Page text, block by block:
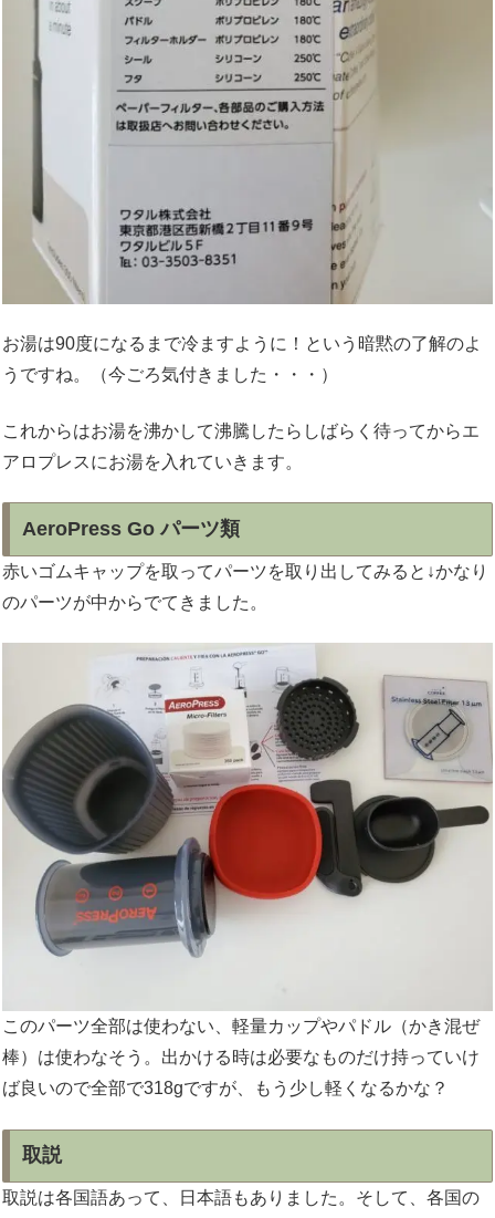
お湯は90度になるまで冷ますように！という暗黙の了解のよ
うですね。（今ごろ気付きました・・・）
これからはお湯を沸かして沸騰したらしばらく待ってからエ
アロプレスにお湯を入れていきます。
AeroPress Go パーツ類
赤いゴムキャップを取ってパーツを取り出してみると↓かなり
のパーツが中からでてきました。
このパーツ全部は使わない、軽量カップやパドル（かき混ぜ
棒）は使わなそう。出かける時は必要なものだけ持っていけ
ば良いので全部で318gですが、もう少し軽くなるかな？
取説
取説は各国語あって、日本語もありました。そして、各国の